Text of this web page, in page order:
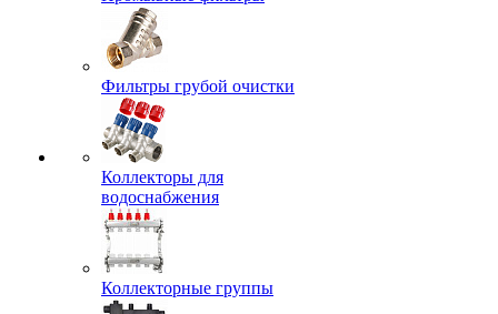
Фильтры грубой очистки
Коллекторы для
водоснабжения
Коллекторные группы